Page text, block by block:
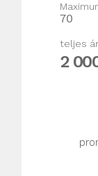
70
teljes
2